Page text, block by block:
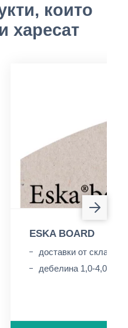
които
харесат
ESKA BOARD
доставки от склад в
дебелина 1,0-4,0мм